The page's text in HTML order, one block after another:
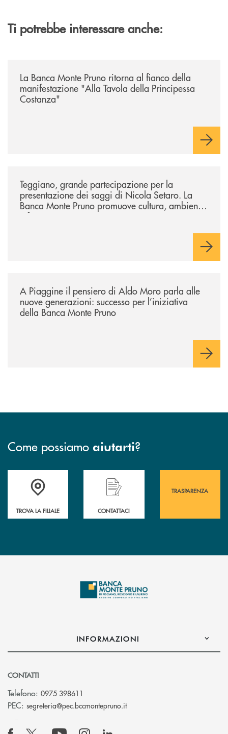
Ti potrebbe interessare anche:
La Banca Monte Pruno ritorna al fianco della
manifestazione "Alla Tavola della Principessa
Costanza"
Teggiano, grande partecipazione per la
presentazione dei saggi di Nicola Setaro. La
Banca Monte Pruno promuove cultura, ambiente
e futuro
A Piaggine il pensiero di Aldo Moro parla alle
nuove generazioni: successo per l’iniziativa
della Banca Monte Pruno
Come possiamo aiutarti?
Accedi all' elenco completo&nbsp; delle&nbsp; filiali&nbsp; di Banca
TROVA LA FILIALE
Hai bisogno di assistenza immediata?
CONTATTACI
TRASPARENZA
INFORMAZIONI
CONTATTI
Telefono: 0975 398611
PEC: segreteria@pec.bccmontepruno.it(si apre l’app di posta